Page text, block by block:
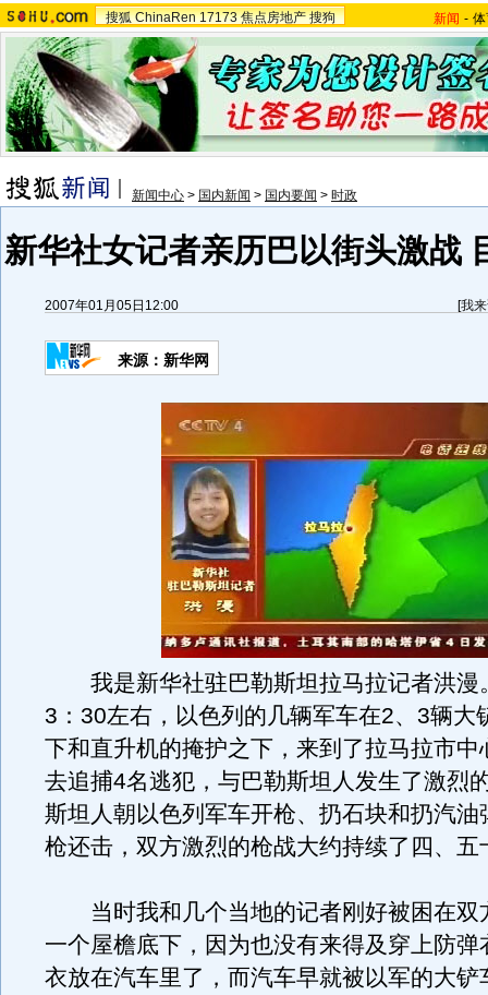
搜狐 ChinaRen 17173 焦点房地产 搜狗 新闻 -
新闻中心 > 国内新闻 > 国内要闻 > 时政
新华社女记者亲历巴以街头激战
2007年01月05日12:00 [我
来源：新华网
我是新华社驻巴勒斯坦拉马拉记者洪漫
3：30左右，以色列的几辆军车在2、3辆大
下和直升机的掩护之下，来到了拉马拉市中
去追捕4名逃犯，与巴勒斯坦人发生了激烈
斯坦人朝以色列军车开枪、扔石块和扔汽油
枪还击，双方激烈的枪战大约持续了四、五
当时我和几个当地的记者刚好被困在双
一个屋檐底下，因为也没有来得及穿上防弹
衣放在汽车里了，而汽车早就被以军的大铲